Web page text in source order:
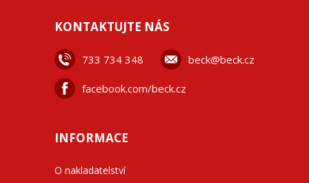
KONTAKTUJTE NÁS
733 734 348 beck@beck.cz
facebook.com/beck.cz
INFORMACE
O nakladatelství